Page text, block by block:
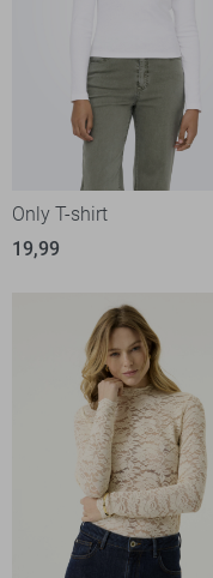
Only T-shirt
19,99